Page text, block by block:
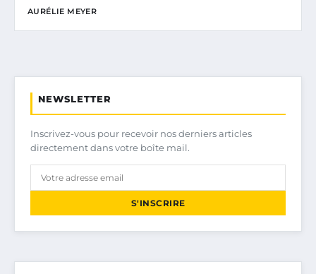
AURÉLIE MEYER
NEWSLETTER
Inscrivez-vous pour recevoir nos derniers articles
directement dans votre boîte mail.
S'INSCRIRE